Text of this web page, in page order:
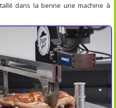
dans la benne une machine à